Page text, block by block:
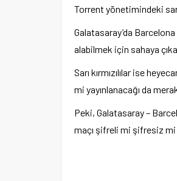
Torrent yönetimindeki
Galatasaray’da
alabilmek için sahaya
Sarı kırmızılılar ise
mi yayınlanacağı da
Peki, Galatasaray –
maçı şifreli mi şifresiz